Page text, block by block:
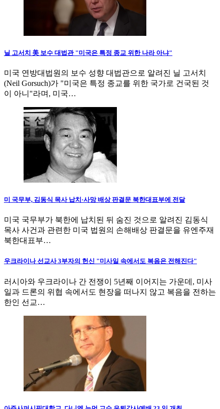
닐 고서치 美 보수 대법관 "미국은 특정 종교 위한 나라 아냐"
미국 연방대법원의 보수 성향 대법관으로 알려진 닐 고서치
(Neil Gorsuch)가 "미국은 특정 종교를 위한 국가로 건국된 것
이 아니"라며, 미국…
미 국무부, 김동식 목사 납치·사망 배상 판결문 북한대표부에 전달
미국 국무부가 북한에 납치된 뒤 숨진 것으로 알려진 김동식
목사 사건과 관련한 미국 법원의 손해배상 판결문을 유엔주재
북한대표부…
우크라이나 선교사 3부자의 헌신 "미사일 속에서도 복음은 전해진다"
러시아와 우크라이나 간 전쟁이 5년째 이어지는 가운데, 미사
일과 드론의 위협 속에서도 현장을 떠나지 않고 복음을 전하는
한인 선교…